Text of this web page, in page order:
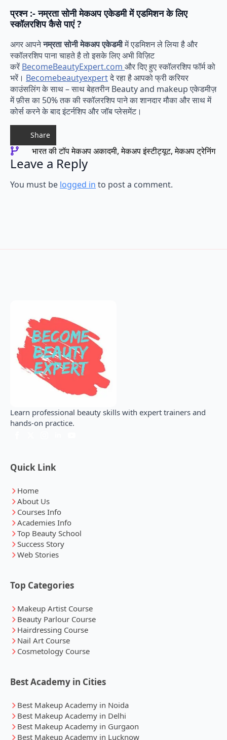
प्रश्न :- नम्रता सोनी मेकअप एकेडमी में एडमिशन के लिए
स्कॉलरशिप कैसे पाएं ?
अगर आपनेनम्रता सोनी मेकअप एकेडमीमें एडमिशन ले लिया है और
स्कॉलरशिप पाना चाहते है तो इसके लिए अभी विज़िट
करें BecomeBeautyExpert.com और दिए हुए स्कॉलरशिप फॉर्म को
भरें। Becomebeautyexpertदे रहा है आपको फ्री करियर
काउंसलिंग के साथ – साथ बेहतरीन Beauty and makeup एकेडमीज़
में फ़ीस का 50% तक की स्कॉलरशिप पाने का शानदार मौका और साथ में
कोर्स करने के बाद इंटर्नशिप और जॉब प्लेसमेंट।
Share
भारत की टॉप मेकअप अकादमी मेकअप इंस्टीट्यूट मेकअप ट्रेनिंग
Leave a Reply
You must be logged in to post a comment.
Learn professional beauty skills with expert trainers and
hands-on practice.
Quick Link
Home
About Us
Courses Info
Academies Info
Top Beauty School
Success Story
Web Stories
Top Categories
Makeup Artist Course
Beauty Parlour Course
Hairdressing Course
Nail Art Course
Cosmetology Course
Best Academy in Cities
Best Makeup Academy in Noida
Best Makeup Academy in Delhi
Best Makeup Academy in Gurgaon
Best Makeup Academy in Lucknow